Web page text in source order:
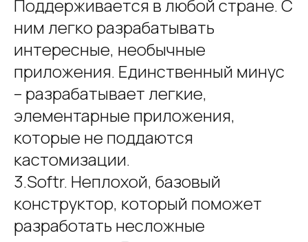
Поддерживается в любой стране. С
ним легко разрабатывать
интересные, необычные
приложения. Единственный минус
– разрабатывает легкие,
элементарные приложения,
которые не поддаются
кастомизации.
3.Softr. Неплохой, базовый
конструктор, который поможет
разработать несложные